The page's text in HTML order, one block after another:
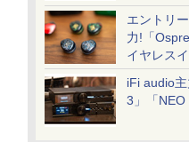
エントリ
力!「
イヤレス
一気に聴く
iFi audio
3」「NEO